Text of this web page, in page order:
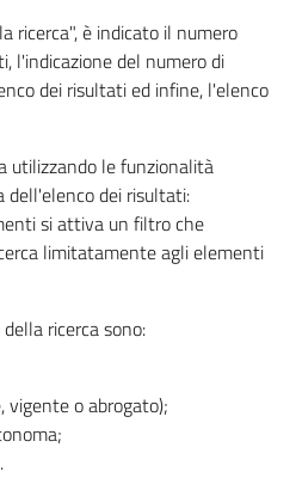
ricerca", è indicato il numero
l'indicazione del numero di
dei risultati ed infine, l'elenco
utilizzando le funzionalità
dell'elenco dei risultati:
si attiva un filtro che
limitatamente agli elementi
ricerca sono:
vigente o abrogato);